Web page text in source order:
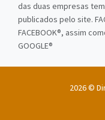
das duas empresas
publicados pelo site.
FACEBOOK®, assim
GOOGLE®
2026 ©